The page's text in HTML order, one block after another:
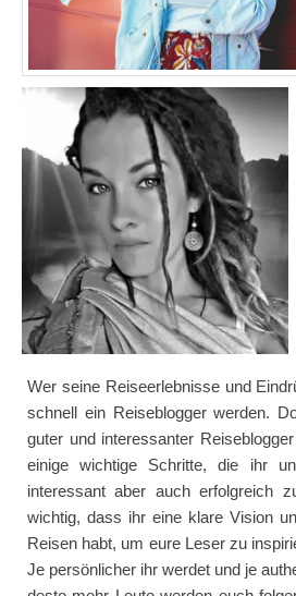
Wer seine Reiseerlebnisse und
schnell ein Reiseblogger werden.
guter und interessanter
einige wichtige Schritte, die ihr
interessant aber auch erfolgreich
wichtig, dass ihr eine klare Vision
Reisen habt, um eure Leser zu
Je persönlicher ihr werdet und je